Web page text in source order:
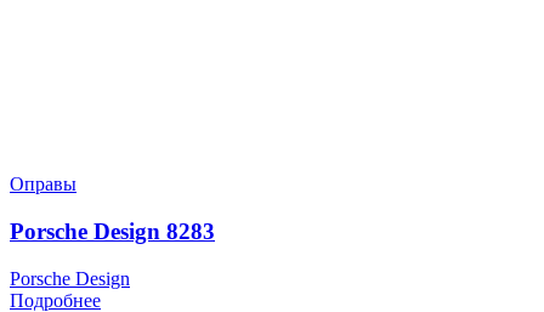
Оправы
Porsche Design 8283
Porsche Design
Подробнее